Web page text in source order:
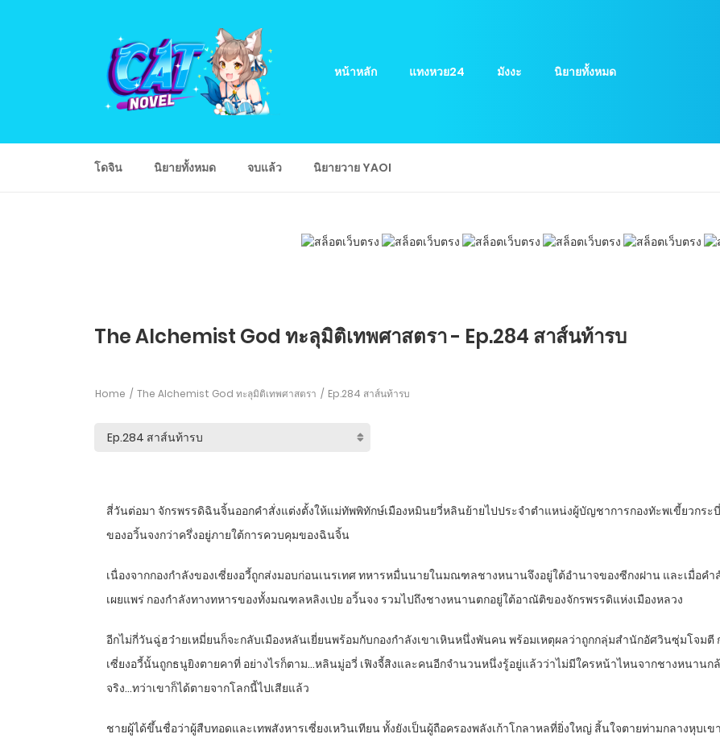
หน้าหลัก แทงหวย24 มังงะ นิยายทั้งหมด
โดจิน นิยายทั้งหมด จบแล้ว นิยายวาย YAOI
The Alchemist God ทะลุมิติเทพศาสตรา - Ep.284 สาส์นท้ารบ
Home The Alchemist God ทะลุมิติเทพศาสตรา Ep.284 สาส์นท้ารบ
สี่วันต่อมา จักรพรรดิฉินจิ้นออกคำสั่งแต่งตั้งให้แม่ทัพพิทักษ์เมืองหมินยวี่หลินย้ายไปประจำตำแหน่งผู้บัญชาการกองทัะพเขี้ยวก
ของอวิ้นจงกว่าครึ่งอยู่ภายใต้การควบคุมของฉินจิ้น
เนื่องจากกองกำลังของเซี่ยงอวี้ถูกส่งมอบก่อนเนรเทศ ทหารหมื่นนายในมณฑลชางหนานจึงอยู่ใต้อำนาจของซีกงฝาน และเมื่อค
เผยแพร่ กองกำลังทางทหารของทั้งมณฑลหลิงเป่ย อวิ้นจง รวมไปถึงชางหนานตกอยู่ใต้อาณัติของจักรพรรดิแห่งเมืองหลวง
อีกไม่กี่วันฉู่ฮว๋ายเหมี่ยนก็จะกลับเมืองหลันเยี่ยนพร้อมกับกองกำลังเขาเหินหนึ่งพันคน พร้อมเหตุผลว่าถูกกลุ่มสำนักอัศวินซุ่มโจม
เซี่ยงอวี้นั้นถูกธนูยิงตายคาที่ อย่างไรก็ตาม…หลินมู่อวี่ เฟิงจี้สิงและคนอีกจำนวนหนึ่งรู้อยู่แล้วว่าไม่มีใครหน้าไหนจากชางหนานก
จริง…ทว่าเขาก็ได้ตายจากโลกนี้ไปเสียแล้ว
ชายผู้ได้ขึ้นชื่อว่าผู้สืบทอดและเทพสังหารเซี่ยงเหวินเทียน ทั้งยังเป็นผู้ถือครองพลังเก้าโกลาหลที่ยิ่งใหญ่ สิ้นใจตายท่ามกลางหุบเ